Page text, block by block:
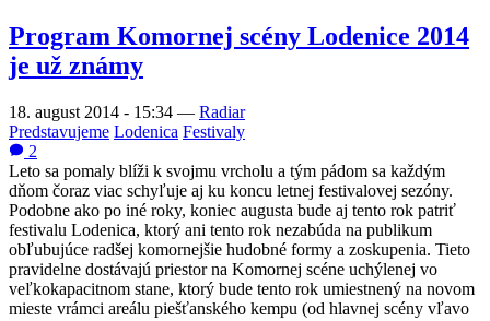
Program Komornej scény Lodenice 2014
je už známy
18. august 2014 - 15:34 — Radiar
Predstavujeme Lodenica Festivaly
2
Leto sa pomaly blíži k svojmu vrcholu a tým pádom sa každým
dňom čoraz viac schyľuje aj ku koncu letnej festivalovej sezóny.
Podobne ako po iné roky, koniec augusta bude aj tento rok patriť
festivalu Lodenica, ktorý ani tento rok nezabúda na publikum
obľubujúce radšej komornejšie hudobné formy a zoskupenia. Tieto
pravidelne dostávajú priestor na Komornej scéne uchýlenej vo
veľkokapacitnom stane, ktorý bude tento rok umiestnený na novom
mieste vrámci areálu piešťanského kempu (od hlavnej scény vľavo